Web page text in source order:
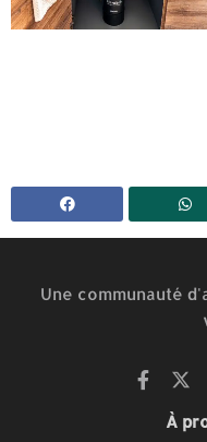
Une communauté
À